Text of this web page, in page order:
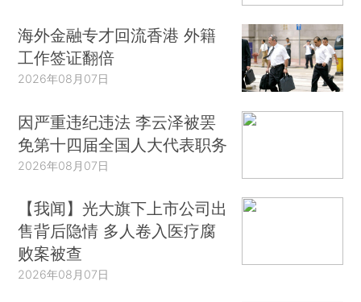
海外金融专才回流香港 外籍
工作签证翻倍
2026年08月07日
因严重违纪违法 李云泽被罢
免第十四届全国人大代表职务
2026年08月07日
【我闻】光大旗下上市公司出
售背后隐情 多人卷入医疗腐
败案被查
2026年08月07日